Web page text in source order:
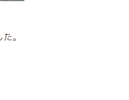
。